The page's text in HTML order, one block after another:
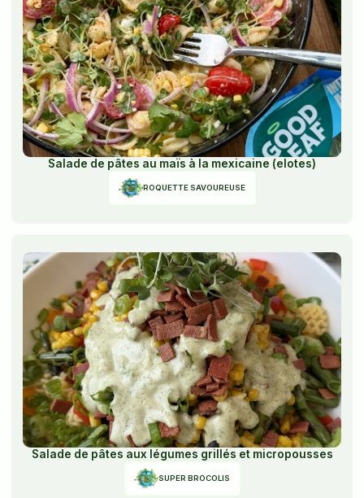
Salade de pâtes au maïs à la mexicaine (elotes)
ROQUETTE SAVOUREUSE
Salade de pâtes aux légumes grillés et micropousses
SUPER BROCOLIS